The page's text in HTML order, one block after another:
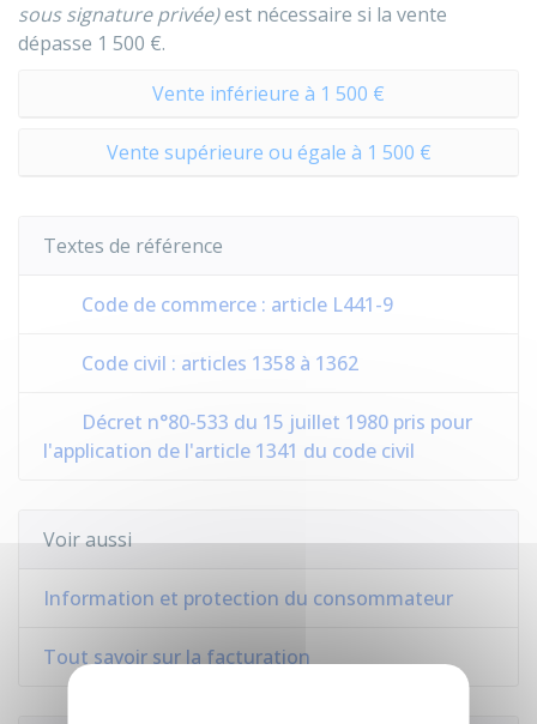
sous signature privée)est nécessaire si la vente
dépasse 1 500 €.
Vente inférieure à 1 500 €
Vente supérieure ou égale à 1 500 €
Textes de référence
Code de commerce : article L441-9
Code civil : articles 1358 à 1362
Décret n°80-533 du 15 juillet 1980 pris pour
l'application de l'article 1341 du code civil
Voir aussi
Information et protection du consommateur
Tout savoir sur la facturation